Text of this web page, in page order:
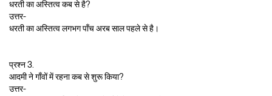
धरती का अस्तित्व कब से है?
उत्तर-
धरती का अस्तित्व लगभग पाँच अरब साल पहले से है।
प्रश्न 3.
आदमी ने गाँवों में रहना कब से शुरू किया?
उत्तर-